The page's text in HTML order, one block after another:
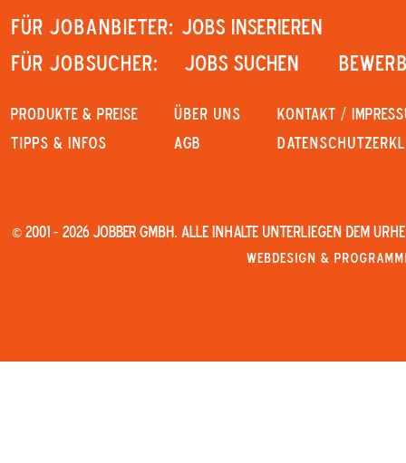
Für Jobanbieter: JOBS INSERIEREN
Für Jobsucher:
JOBS SUCHEN
PRODUKTE & PREISE
Tipps & Infos
Über uns
AGB
KONTAKT /
© 2001 - 2026 JOBBER GmbH. Alle Inhalte unterliegen dem
Webdesign &